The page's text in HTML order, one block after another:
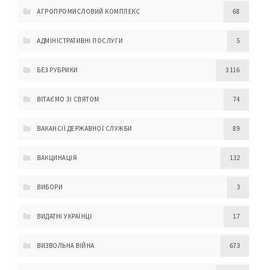
АГРОПРОМИСЛОВИЙ КОМПЛЕКС 68
АДМІНІСТРАТИВНІ ПОСЛУГИ 5
БЕЗ РУБРИКИ 3 116
ВІТАЄМО ЗІ СВЯТОМ 74
ВАКАНСІЇ ДЕРЖАВНОЇ СЛУЖБИ 89
ВАКЦИНАЦІЯ 132
ВИБОРИ 3
ВИДАТНІ УКРАЇНЦІ 17
ВИЗВОЛЬНА ВІЙНА 673